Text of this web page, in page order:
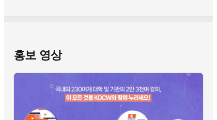
홍보 영상